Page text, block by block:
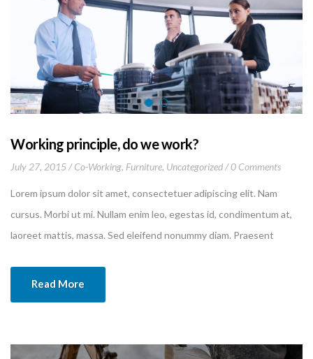
Working principle, do we work?
July 27, 2015 Co-Working, Furniture, Uncategorized 0 Comments
Lorem ipsum dolor sit amet, consectetuer adipiscing elit. Nam
cursus. Morbi ut mi. Nullam enim leo, egestas id, condimentum at,
laoreet mattis, massa. Sed eleifend nonummy diam. Praesent
Read More